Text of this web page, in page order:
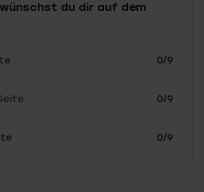
du dir auf dem
0/9
0/9
0/9